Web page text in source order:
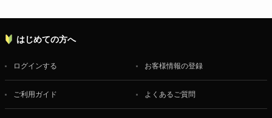
はじめての方へ
ログインする お客様情報の登録
ご利用ガイド よくあるご質問